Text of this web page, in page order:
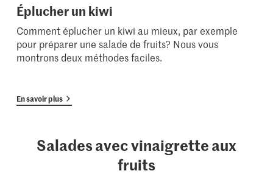
Éplucher un kiwi
Comment éplucher un kiwi au mieux, par exemple
pour préparer une salade de fruits? Nous vous
montrons deux méthodes faciles.
En savoir plus
Salades avec vinaigrette aux
fruits